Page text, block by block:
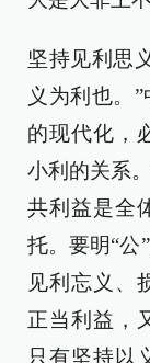
坚持见利思
义为利也。
的现代化，
小利的关系
共利益是全
托。要明“公
见利忘义、
正当利益，
只有坚持以